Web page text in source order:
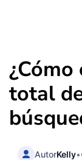
total
AutorKelly•